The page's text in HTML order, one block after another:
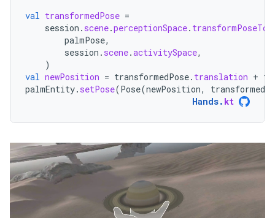
val transformedPose =
session . scene.perceptionSpace. transformPoseTo
palmPose,
session . scene.activitySpace,
)
val newPosition = transformedPose. translation +
palmEntity. setPose(Pose(newPosition,
Hands. kt